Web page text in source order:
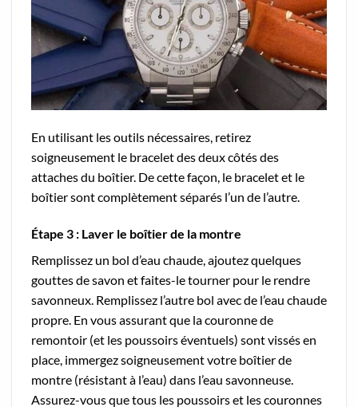
En utilisant les outils nécessaires, retirez
soigneusement le bracelet des deux côtés des
attaches du boîtier. De cette façon, le bracelet et le
boîtier sont complètement séparés l’un de l’autre.
Étape 3 : Laver le boîtier de la montre
Remplissez un bol d’eau chaude, ajoutez quelques
gouttes de savon et faites-le tourner pour le rendre
savonneux. Remplissez l’autre bol avec de l’eau chaude
propre. En vous assurant que la couronne de
remontoir (et les poussoirs éventuels) sont vissés en
place, immergez soigneusement votre boîtier de
montre (résistant à l’eau) dans l’eau savonneuse.
Assurez-vous que tous les poussoirs et les couronnes